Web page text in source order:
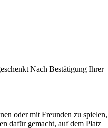
Nach Bestätigung Ihrer
oder mit Freunden zu spielen,
dafür gemacht, auf dem Platz